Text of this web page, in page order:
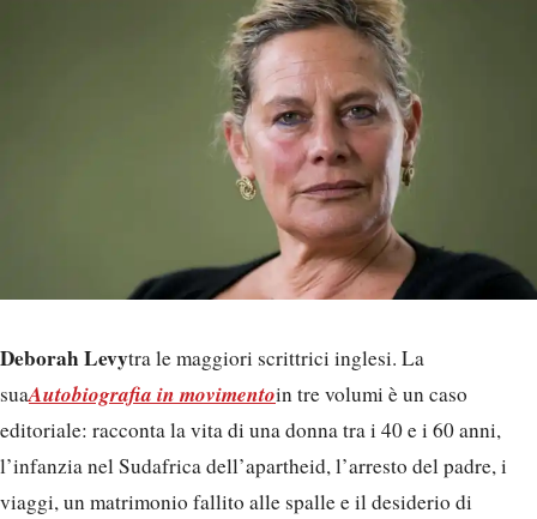
Deborah Levytra le maggiori scrittrici inglesi. La
suaAutobiografia in movimentoin tre volumi è un caso
editoriale: racconta la vita di una donna tra i 40 e i 60 anni,
l’infanzia nel Sudafrica dell’apartheid, l’arresto del padre, i
viaggi, un matrimonio fallito alle spalle e il desiderio di